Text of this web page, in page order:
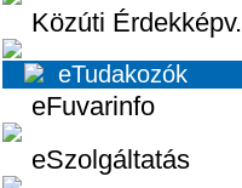
Közúti Érdekképv.
eTudakozók
eFuvarinfo
eSzolgáltatás